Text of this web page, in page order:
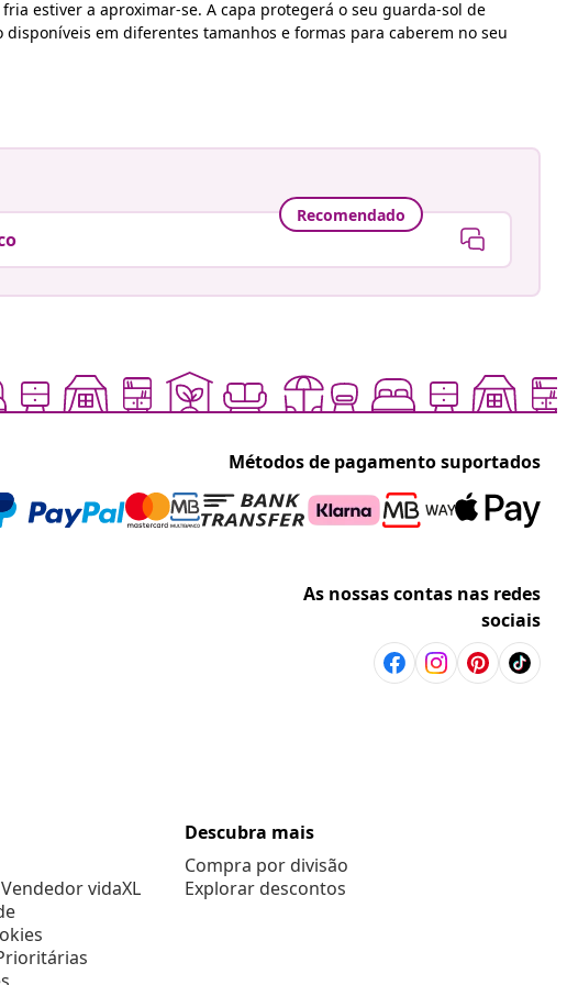
estiver a aproximar-se. A capa protegerá o seu guarda-sol de
em diferentes tamanhos e formas para caberem no seu
Recomendado
Métodos de pagamento suportados
As nossas contas nas redes
sociais
vidaXL
Descubra mais
Compra por divisão
Explorar descontos